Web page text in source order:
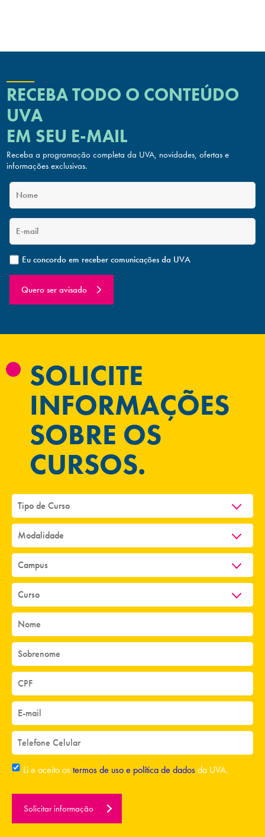
RECEBA TODO O CONTEÚDO
UVA
EM SEU E-MAIL
Receba a programação completa da UVA, novidades, ofertas e
informações exclusivas.
Eu concordo em receber comunicações da UVA
Quero ser avisado
SOLICITE
INFORMAÇÕES
SOBRE OS
CURSOS.
Li e aceito ostermos de uso e política de dadosda UVA.
Solicitar informação